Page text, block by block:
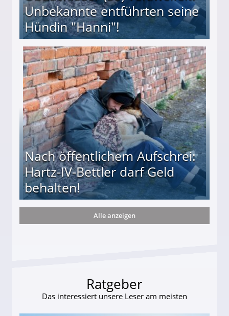
Unbekannte entführten seine
Hündin "Hanni"!
entführten seine Hündin "Hanni"!
Nach öffentlichem Aufschrei:
Hartz-IV-Bettler darf Geld
behalten!
darf Geld behalten!
Alle anzeigen
Ratgeber
Das interessiert unsere Leser am meisten